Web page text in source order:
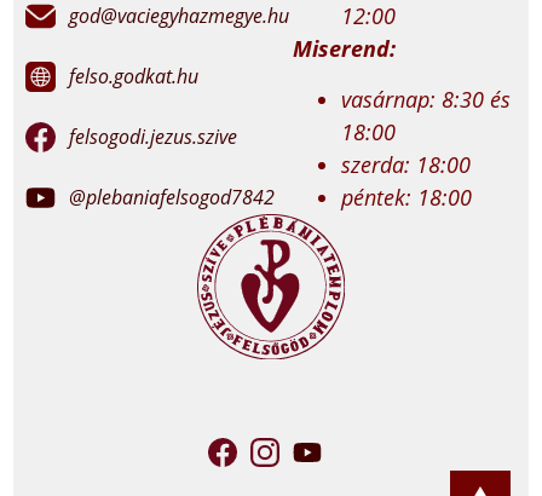
god@vaciegyhazmegye.hu
felso.godkat.hu
felsogodi.jezus.szive
@plebaniafelsogod7842
12:00
Miserend:
vasárnap: 8:30 és
18:00
szerda: 18:00
péntek: 18:00